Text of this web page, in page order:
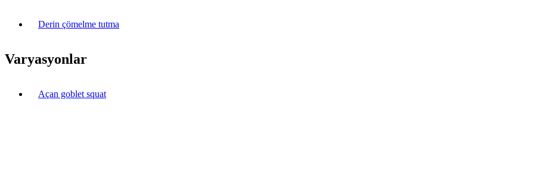
Derin çömelme tutma
Varyasyonlar
Açan goblet squat